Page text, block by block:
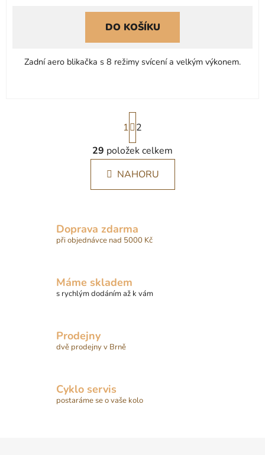
DO KOŠÍKU
Zadní aero blikačka s 8 režimy svícení a velkým výkonem.
O
v
l
á
c
í
v
k
S
t
r
á
n
k
í
1
2
29 položek celkem
NAHORU
Doprava zdarma
při objednávce nad 5000 Kč
Máme skladem
s rychlým dodáním až k vám
Prodejny
dvě prodejny v Brně
Cyklo servis
postaráme se o vaše kolo